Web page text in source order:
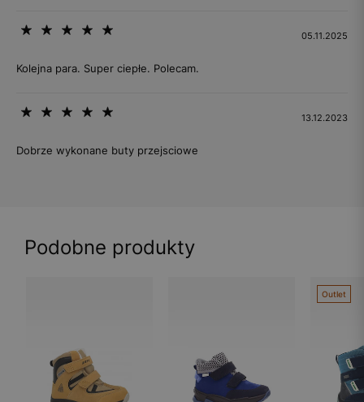
05.11.2025
Kolejna para. Super ciepłe. Polecam.
13.12.2023
Dobrze wykonane buty przejsciowe
Podobne produkty
Outlet